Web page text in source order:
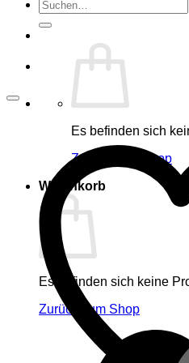
Suche
nach:
Es befinden sich
Zurück zum Shop
Warenkorb
Es befinden sich keine
Zurück zum Shop